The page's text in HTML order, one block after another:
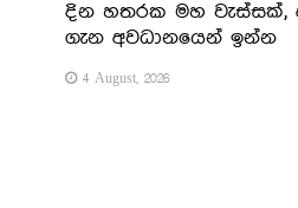
දින හතරක මහ වැස්සක්,
ගැන අවධානයෙන් ඉන්න
4 August, 2026